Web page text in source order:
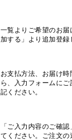
一覧よりご希望のお
加する」より追加登
お支払方法、お届け
ら、入力フォームに
記ください。
「ご入力内容のご確
てください。ご注文